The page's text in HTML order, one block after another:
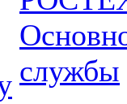
службы